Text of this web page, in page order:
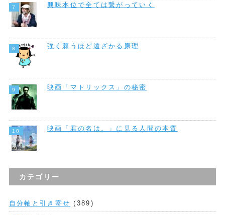
興味本位で全ては繋がっていく
強く願うほど遠ざかる原理
映画「マトリックス」の秘密
映画「君の名は。」に見る人間の本質
カテゴリー
自分軸と引き寄せ (389)